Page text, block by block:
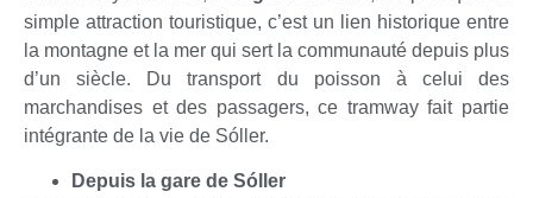
simple attraction touristique, c’est un lien historique entre
la montagne et la mer qui sert la communauté depuis plus
d’un siècle. Du transport du poisson à celui des
marchandises et des passagers, ce tramway fait partie
intégrante de la vie de Sóller.
Depuis la gare de Sóller